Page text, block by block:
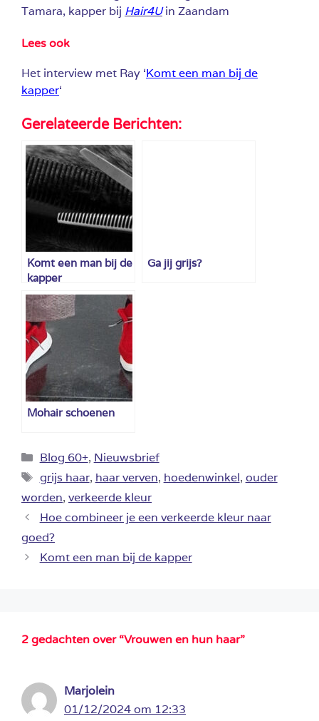
Tamara, kapper bij Hair4Uin Zaandam
Lees ook
Het interview met Ray ‘Komt een man bij de
kapper‘
Gerelateerde Berichten:
Komt een man bij de
kapper
Ga jij grijs?
Mohair schoenen
Categorieën
Blog 60+, Nieuwsbrief
Tags
grijs haar, haar verven, hoedenwinkel, ouder
worden, verkeerde kleur
Hoe combineer je een verkeerde kleur naar
goed?
Komt een man bij de kapper
2 gedachten over “Vrouwen en hun haar”
Marjolein
01/12/2024 om 12:33